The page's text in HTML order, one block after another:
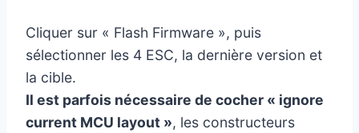
Cliquer sur « Flash Firmware », puis
sélectionner les 4 ESC, la dernière version et
la cible.
Il est parfois nécessaire de cocher « ignore
current MCU layout », les constructeurs